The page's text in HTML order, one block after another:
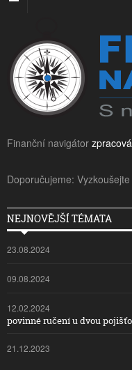
Finanční navigátor
Doporučujeme: Vyzkoušejte
NEJNOVĚJŠÍ TÉMATA
23.08.2024
09.08.2024
12.02.2024
povinné ručení u dvou
21.12.2023